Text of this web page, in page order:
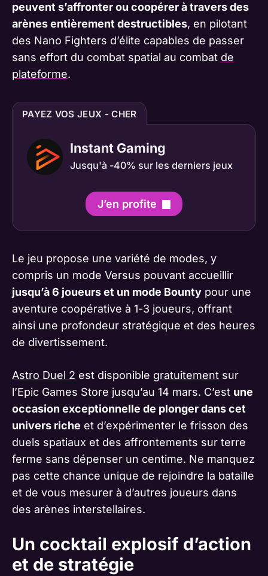
peuvent s’affronter ou coopérer à travers des
arènes entièrement destructibles, en pilotant
des Nano Fighters d’élite capables de passer
sans effort du combat spatial au combat de
plateforme.
PAYEZ VOS JEUX - CHER
Instant Gaming
Jusqu'à -40% sur les derniers jeux
J’en profite
Le jeu propose une variété de modes, y
compris un mode Versus pouvant accueillir
jusqu’à 6 joueurs et un mode Bounty pour une
aventure coopérative à 1-3 joueurs, offrant
ainsi une profondeur stratégique et des heures
de divertissement.
Astro Duel 2 est disponible gratuitement sur
l’Epic Games Store jusqu’au 14 mars. C’est une
occasion exceptionnelle de plonger dans cet
univers riche et d’expérimenter le frisson des
duels spatiaux et des affrontements sur terre
ferme sans dépenser un centime. Ne manquez
pas cette chance unique de rejoindre la bataille
et de vous mesurer à d’autres joueurs dans
des arènes interstellaires.
Un cocktail explosif d’action
et de stratégie